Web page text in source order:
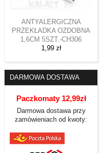
ANTYALERGICZNA
PRZEKŁADKA OZDOBNA
1,6CM 5SZT.-CH306
1,99 zł
DARMOWA DOSTAWA
Paczkomaty 12,99zł
Darmowa dostawa przy
zamówieniach od kwoty: